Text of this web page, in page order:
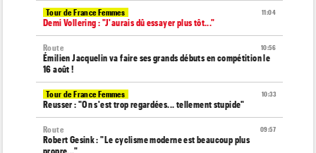
11:04
Tour de France Femmes
Demi Vollering : "J'aurais dû essayer plus tôt..."
10:56
Route
Émilien Jacquelin va faire ses grands débuts en compétition le
16 août !
10:33
Tour de France Femmes
Reusser : "On s'est trop regardées... tellement stupide"
09:57
Route
Robert Gesink : "Le cyclisme moderne est beaucoup plus